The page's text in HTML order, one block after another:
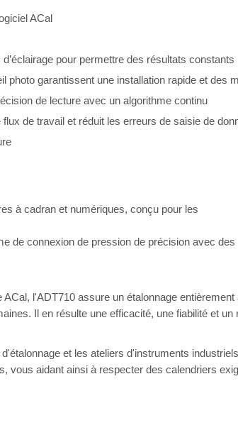
ACal
pour permettre des résultats constants
photo garantissent une installation rapide et des
de lecture avec un algorithme continu
de travail et réduit les erreurs de saisie de
à cadran et numériques, conçu pour les
de connexion de pression de précision avec des
l'ADT710 assure un étalonnage
Il en résulte une efficacité, une fiabilité et un
et les ateliers d'instruments
vous aidant ainsi à respecter des calendriers